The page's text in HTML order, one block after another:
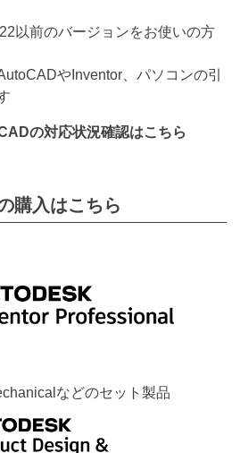
以前のバージョンをお使いの方
やInventor、パソコンの引
の対応状況確認はこちら
購入はこちら
などのセット製品